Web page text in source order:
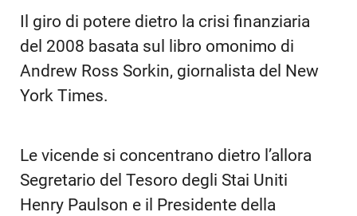
Il giro di potere dietro la crisi finanziaria
del 2008 basata sul libro omonimo di
Andrew Ross Sorkin, giornalista del New
York Times.
Le vicende si concentrano dietro l’allora
Segretario del Tesoro degli Stai Uniti
Henry Paulson e il Presidente della